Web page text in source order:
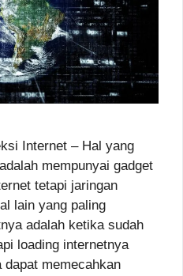
Internet – Hal yang
mempunyai gadget
tetapi jaringan
lain yang paling
adalah ketika sudah
loading internetnya
dapat memecahkan